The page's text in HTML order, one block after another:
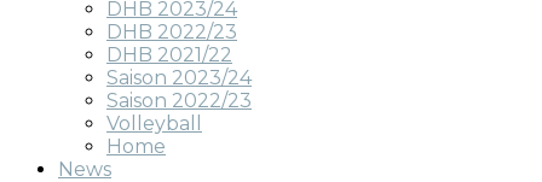
DHB 2023/24
DHB 2022/23
DHB 2021/22
Saison 2023/24
Saison 2022/23
Volleyball
Home
News